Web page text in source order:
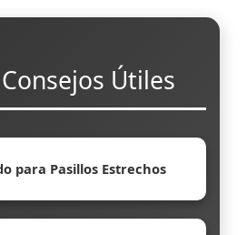
Útiles
para Pasillos Estrechos